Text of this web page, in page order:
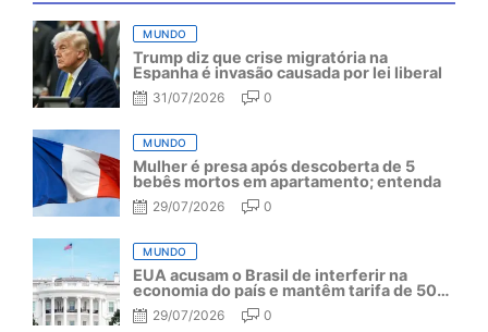
MUNDO
Trump diz que crise migratória na
Espanha é invasão causada por lei liberal
31/07/2026 0
MUNDO
Mulher é presa após descoberta de 5
bebês mortos em apartamento; entenda
29/07/2026 0
MUNDO
EUA acusam o Brasil de interferir na
economia do país e mantêm tarifa de 50%
por mais um ano
29/07/2026 0